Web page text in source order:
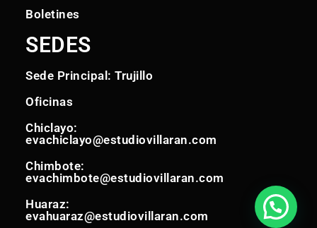
Boletines
SEDES
Sede Principal: Trujillo
Oficinas
Chiclayo:
evachiclayo@estudiovillaran.com
Chimbote:
evachimbote@estudiovillaran.com
Huaraz:
evahuaraz@estudiovillaran.com